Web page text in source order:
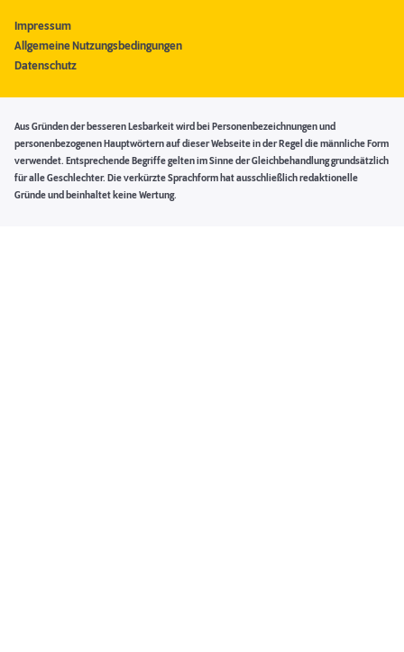
Impressum
Allgemeine Nutzungsbedingungen
Datenschutz
Aus Gründen der besseren Lesbarkeit wird bei Personenbezeichnungen und
personenbezogenen Hauptwörtern auf dieser Webseite in der Regel die männliche Form
verwendet. Entsprechende Begriffe gelten im Sinne der Gleichbehandlung grundsätzlich
für alle Geschlechter. Die verkürzte Sprachform hat ausschließlich redaktionelle
Gründe und beinhaltet keine Wertung.